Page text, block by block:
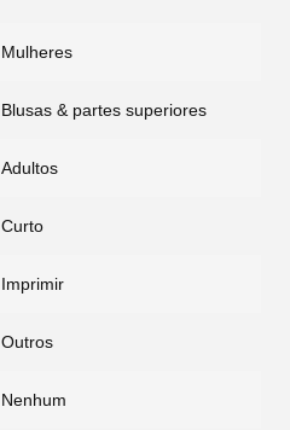
Mulheres
Blusas & partes superiores
Adultos
Curto
Imprimir
Outros
Nenhum